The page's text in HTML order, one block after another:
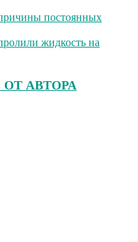
постоянных
жидкость на
АВТОРА